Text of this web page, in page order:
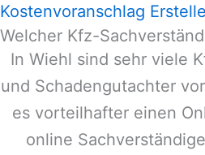
Kostenvoranschlag
Welcher Kfz-
In Wiehl sind sehr viele
und Schadengutachter
es vorteilhafter einen
online